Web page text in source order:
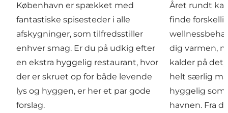
København er spækket med
fantastiske spisesteder i alle
afskygninger, som tilfredsstiller
enhver smag. Er du på udkig efter
en ekstra hyggelig restaurant, hvor
der er skruet op for både levende
lys og hyggen, er her et par gode
forslag.
Året rundt
finde
dig varmen,
kalder på det,
helt særlig
hyggelig
havnen. Fra